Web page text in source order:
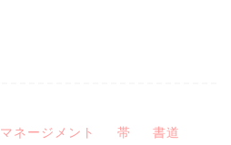
マネージメント 帯
書道